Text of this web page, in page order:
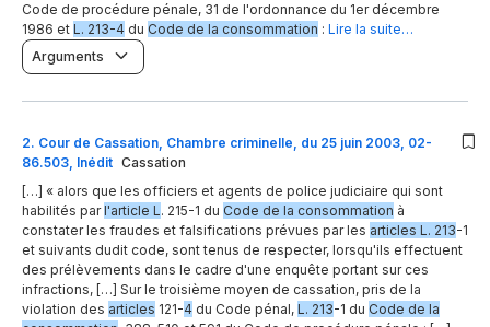
Code de procédure pénale, 31 de l'ordonnance du 1er décembre
1986 et L. 213-4 du Code de la consommation : Lire la suite…
Arguments
2. Cour de Cassation, Chambre criminelle, du 25 juin 2003, 02-
86.503, Inédit Cassation
[…] « alors que les officiers et agents de police judiciaire qui sont
habilités parl'article L . 215-1 du Code de la consommation à
constater les fraudes et falsifications prévues par les articles L. 213-1
et suivants dudit code, sont tenus de respecter, lorsqu'ils effectuent
des prélèvements dans le cadre d'une enquête portant sur ces
infractions, […] Sur le troisième moyen de cassation, pris de la
violation des articles 121-4 du Code pénal, L. 213-1 du Code de la